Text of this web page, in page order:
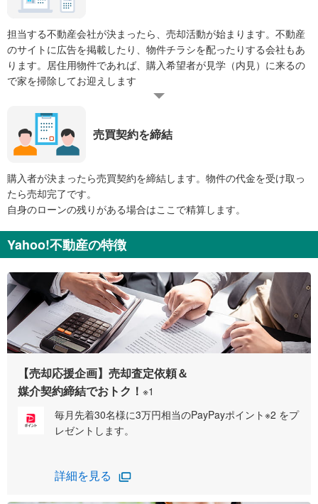
担当する不動産会社が決まったら、売却活動が始まります。不動産
のサイトに広告を掲載したり、物件チラシを配ったりする会社もあ
ります。居住用物件であれば、購入希望者が見学（内見）に来るの
で家を掃除してお迎えします
売買契約を締結
購入者が決まったら売買契約を締結します。物件の代金を受け取っ
たら売却完了です。
自身のローンの残りがある場合はここで精算します。
Yahoo!不動産の特徴
【売却応援企画】売却査定依頼＆
媒介契約締結でおトク！ ※1
毎月先着30名様に3万円相当のPayPayポイント※2 をプ
レゼントします。
詳細を見る